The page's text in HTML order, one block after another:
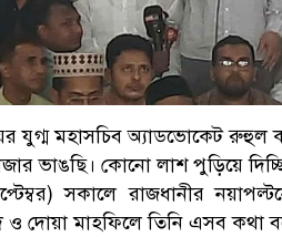
যুগ্ম মহাসচিব অ্যাডভোকেট রুহুল
ভাঙছি। কোনো লাশ পুড়িয়ে
সকালে রাজধানীর
ও দোয়া মাহফিলে তিনি এসব কথা